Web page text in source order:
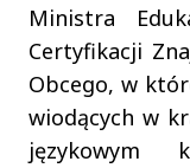
Ministra
Certyfikacji
Obcego, w
wiodących w
językowym